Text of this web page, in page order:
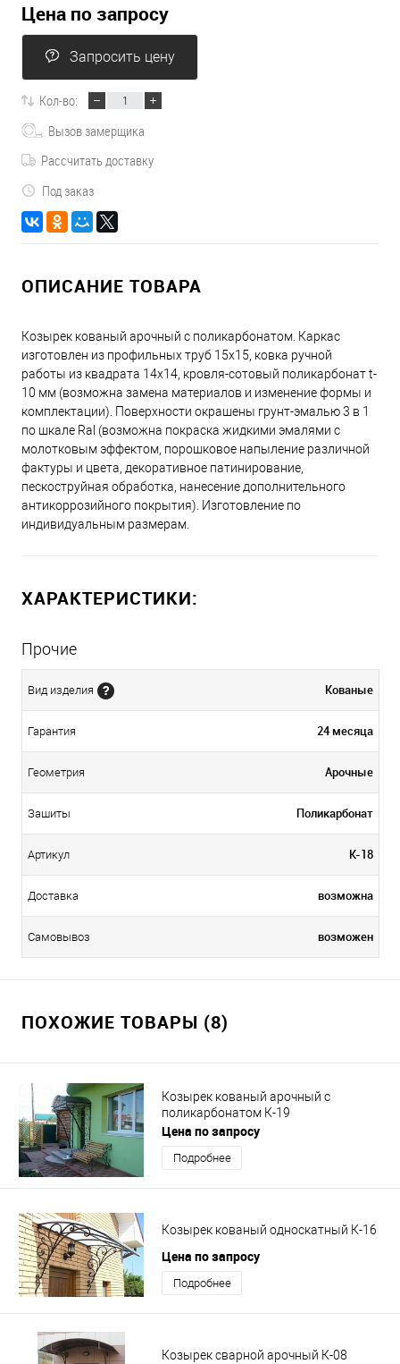
Цена по запросу
Запросить цену
Кол-во:
Вызов замерщика
Рассчитать доставку
Под заказ
ОПИСАНИЕ ТОВАРА
Козырек кованый арочный с поликарбонатом. Каркас
изготовлен из профильных труб 15х15, ковка ручной
работы из квадрата 14х14, кровля-сотовый поликарбонат t-
10 мм (возможна замена материалов и изменение формы и
комплектации). Поверхности окрашены грунт-эмалью 3 в 1
по шкале Ral (возможна покраска жидкими эмалями с
молотковым эффектом, порошковое напыление различной
фактуры и цвета, декоративное патинирование,
пескоструйная обработка, нанесение дополнительного
антикоррозийного покрытия). Изготовление по
индивидуальным размерам.
ХАРАКТЕРИСТИКИ:
Прочие
Вид изделия Кованые
Гарантия 24 месяца
Геометрия Арочные
Зашиты Поликарбонат
Артикул К-18
Доставка возможна
Самовывоз возможен
ПОХОЖИЕ ТОВАРЫ (8)
Козырек кованый арочный с
поликарбонатом К-19
Цена по запросу
Подробнее
Козырек кованый односкатный К-16
Цена по запросу
Подробнее
Козырек сварной арочный К-08